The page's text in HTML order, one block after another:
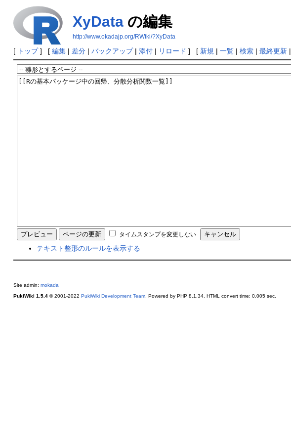
XyDataの編集
http://www.okadajp.org/RWiki/?XyData
[ トップ] [ 編集| 差分| バックアップ| 添付| リロード ] [ 新規 | 一覧| 検索| 最終更新|
タイムスタンプを変更しない
テキスト整形のルールを表示する
Site admin: mokada
PukiWiki 1.5.4© 2001-2022 PukiWiki Development Team. Powered by PHP 8.1.34. HTML convert time: 0.005 sec.